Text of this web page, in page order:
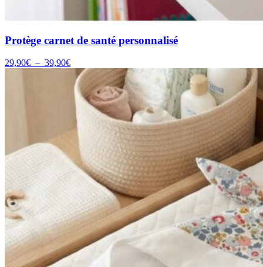
Protège carnet de santé personnalisé
29,90€ – 39,90€Plage
prix :
29,90€